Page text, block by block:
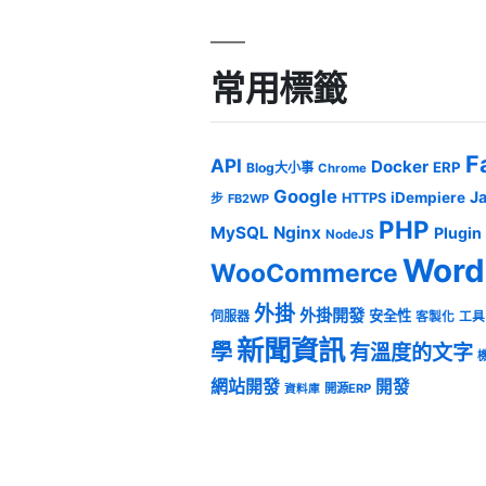
常用標籤
API Blog大小事 Chrome Docker ERP
步 FB2WP Google HTTPS iDempiere
MySQL Nginx NodeJS PHP Plugin
WooCommerce
伺服器 外掛 外掛開發 安全性 客製化 工具
學 新聞資訊有溫度的文字
網站開發 資料庫 開源ERP 開發